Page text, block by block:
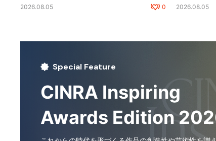
2026.08.05 0 2026.08.05
Special Feature
CINRA Inspiring
Awards Edition